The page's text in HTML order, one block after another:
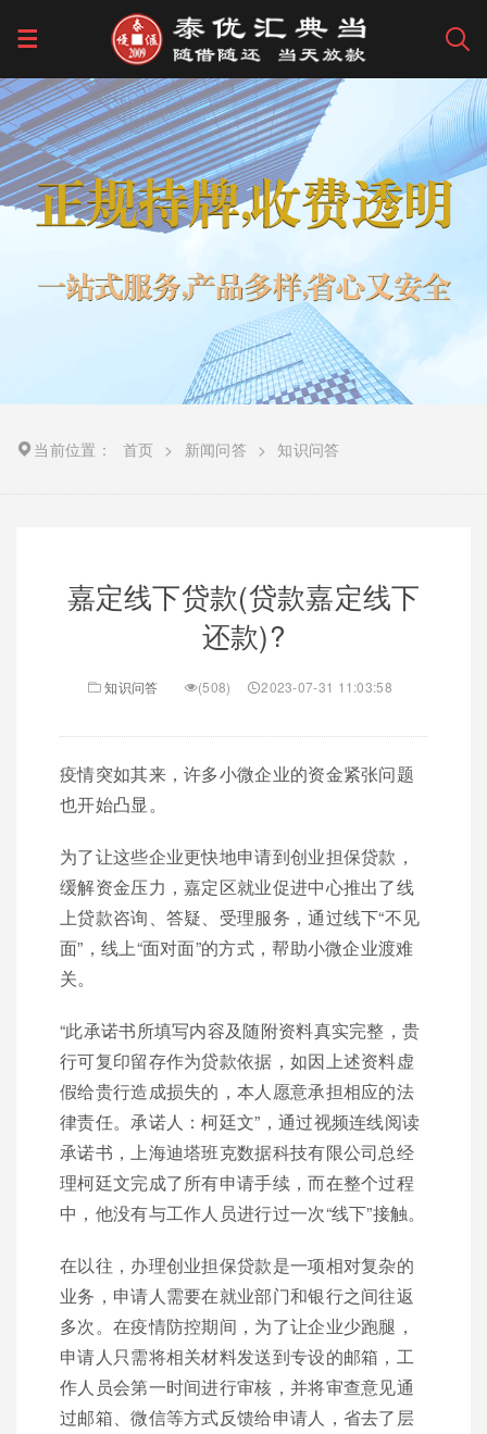
当前位置： 首页 > 新闻问答 > 知识问答
嘉定线下贷款(贷款嘉定线下
还款)?
知识问答 (508) 2023-07-31 11:03:58
疫情突如其来，许多小微企业的资金紧张问题
也开始凸显。
为了让这些企业更快地申请到创业担保贷款，
缓解资金压力，嘉定区就业促进中心推出了线
上贷款咨询、答疑、受理服务，通过线下“不见
面”，线上“面对面”的方式，帮助小微企业渡难
关。
“此承诺书所填写内容及随附资料真实完整，贵
行可复印留存作为贷款依据，如因上述资料虚
假给贵行造成损失的，本人愿意承担相应的法
律责任。承诺人：柯廷文”，通过视频连线阅读
承诺书，上海迪塔班克数据科技有限公司总经
理柯廷文完成了所有申请手续，而在整个过程
中，他没有与工作人员进行过一次“线下”接触。
在以往，办理创业担保贷款是一项相对复杂的
业务，申请人需要在就业部门和银行之间往返
多次。在疫情防控期间，为了让企业少跑腿，
申请人只需将相关材料发送到专设的邮箱，工
作人员会第一时间进行审核，并将审查意见通
过邮箱、微信等方式反馈给申请人，省去了层